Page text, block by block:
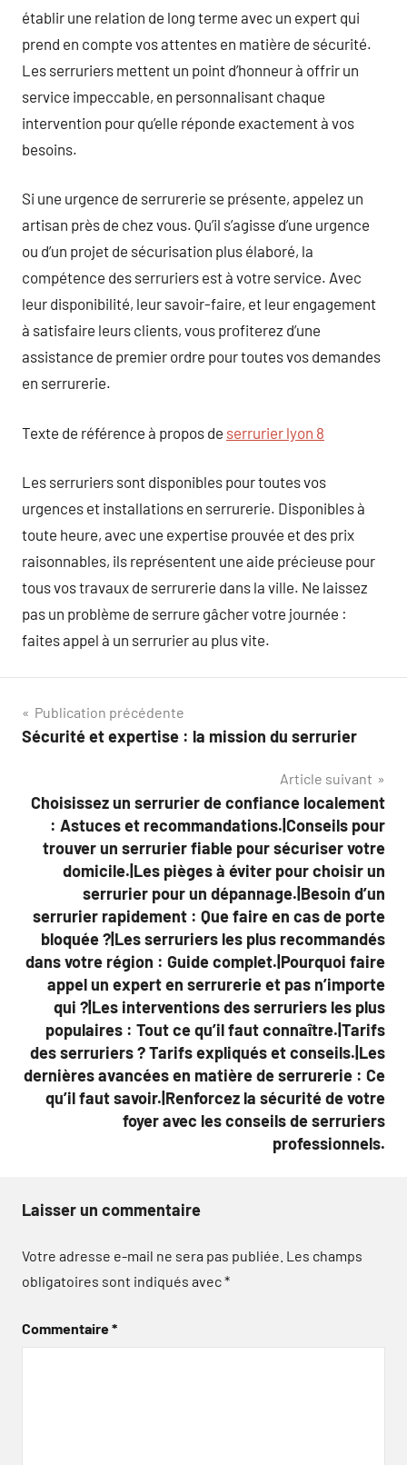
établir une relation de long terme avec un expert qui
prend en compte vos attentes en matière de sécurité.
Les serruriers mettent un point d’honneur à offrir un
service impeccable, en personnalisant chaque
intervention pour qu’elle réponde exactement à vos
besoins.
Si une urgence de serrurerie se présente, appelez un
artisan près de chez vous. Qu’il s’agisse d’une urgence
ou d’un projet de sécurisation plus élaboré, la
compétence des serruriers est à votre service. Avec
leur disponibilité, leur savoir-faire, et leur engagement
à satisfaire leurs clients, vous profiterez d’une
assistance de premier ordre pour toutes vos demandes
en serrurerie.
Texte de référence à propos de serrurier lyon 8
Les serruriers sont disponibles pour toutes vos
urgences et installations en serrurerie. Disponibles à
toute heure, avec une expertise prouvée et des prix
raisonnables, ils représentent une aide précieuse pour
tous vos travaux de serrurerie dans la ville. Ne laissez
pas un problème de serrure gâcher votre journée :
faites appel à un serrurier au plus vite.
Navigation
de
Publication précédente
Sécurité et expertise : la mission du serrurier
Article suivant
Choisissez un serrurier de confiance localement
: Astuces et recommandations.|Conseils pour
trouver un serrurier fiable pour sécuriser votre
domicile.|Les pièges à éviter pour choisir un
serrurier pour un dépannage.|Besoin d’un
serrurier rapidement : Que faire en cas de porte
bloquée ?|Les serruriers les plus recommandés
dans votre région : Guide complet.|Pourquoi faire
appel un expert en serrurerie et pas n’importe
qui ?|Les interventions des serruriers les plus
populaires : Tout ce qu’il faut connaître.|Tarifs
des serruriers ? Tarifs expliqués et conseils.|Les
dernières avancées en matière de serrurerie : Ce
qu’il faut savoir.|Renforcez la sécurité de votre
foyer avec les conseils de serruriers
professionnels.
Laisser un commentaire
Votre adresse e-mail ne sera pas publiée. Les champs
obligatoires sont indiqués avec*
Commentaire*